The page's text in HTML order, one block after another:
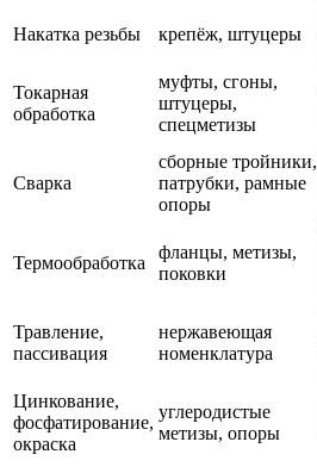
Накатка резьбы крепёж, штуцеры
Токарная
обработка
муфты, сгоны,
штуцеры,
спецметизы
Сварка
сборные тройники,
патрубки, рамные
опоры
Термообработка
фланцы, метизы,
поковки
Травление,
пассивация
нержавеющая
номенклатура
Цинкование,
фосфатирование,
окраска
углеродистые
метизы, опоры